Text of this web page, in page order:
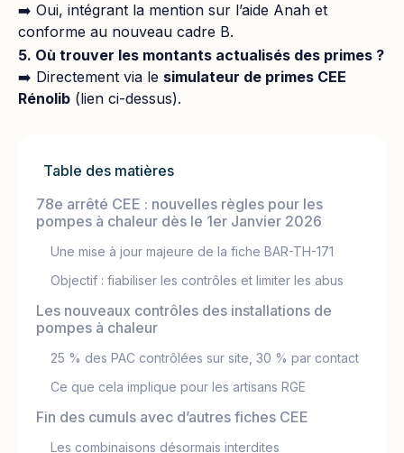
➡️ Oui, intégrant la mention sur l’aide Anah et
conforme au nouveau cadre B.
5. Où trouver les montants actualisés des primes ?
➡️ Directement via le simulateur de primes CEE
Rénolib (lien ci-dessus).
Table des matières
78e arrêté CEE : nouvelles règles pour les
pompes à chaleur dès le 1er Janvier 2026
Une mise à jour majeure de la fiche BAR-TH-171
Objectif : fiabiliser les contrôles et limiter les abus
Les nouveaux contrôles des installations de
pompes à chaleur
25 % des PAC contrôlées sur site, 30 % par contact
Ce que cela implique pour les artisans RGE
Fin des cumuls avec d’autres fiches CEE
Les combinaisons désormais interdites